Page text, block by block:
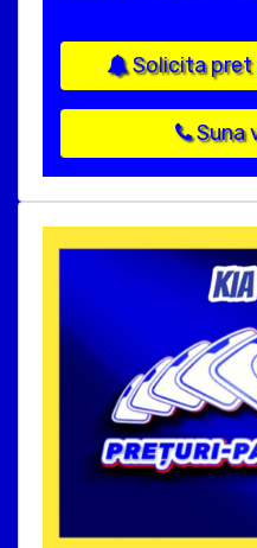
Solicita pret
Suna